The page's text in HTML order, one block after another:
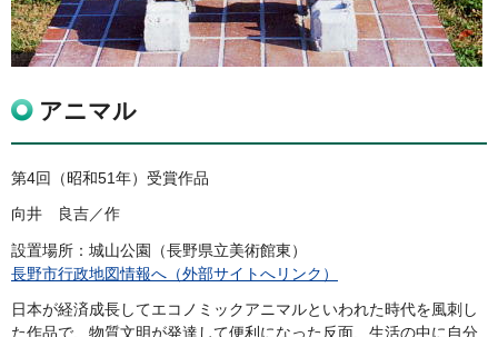
アニマル
第4回（昭和51年）受賞作品
向井 良吉／作
設置場所：城山公園（長野県立美術館東）
長野市行政地図情報へ（外部サイトへリンク）
日本が経済成長してエコノミックアニマルといわれた時代を風刺し
た作品で、物質文明が発達して便利になった反面、生活の中に自分